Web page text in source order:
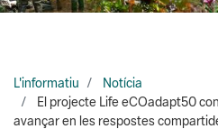
L'informatiu
Notícia
El projecte Life eCOadapt50
Montseny | Guilleries-Savassona